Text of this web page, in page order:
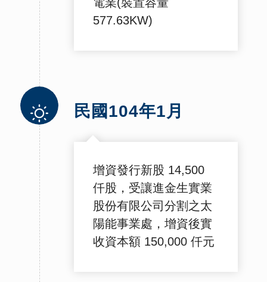
577.63KW)
民國104年1月
增資發行新股 14,500
仟股，受讓進金生實業
股份有限公司分割之太
陽能事業處，增資後實
收資本額 150,000 仟元